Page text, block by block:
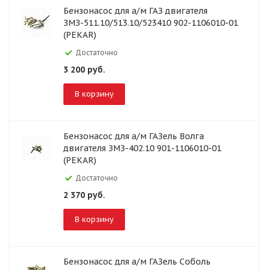
Бензонасос для а/м ГАЗ двигателя
ЗМЗ-511.10/513.10/523410 902-1106010-01
(PEKAR)
Достаточно
3 200 руб.
В корзину
Бензонасос для а/м ГАЗель Волга
двигателя ЗМЗ-402.10 901-1106010-01
(PEKAR)
Достаточно
2 370 руб.
В корзину
Бензонасос для а/м ГАЗель Соболь